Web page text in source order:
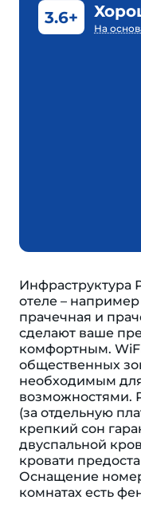
3.6+
На
Инфраструктура
отеле –
прачечная и
сделают ваше
комфортным.
общественных
необходимым
возможностями.
(за отдельную
крепкий сон
двуспальной
кровати
Оснащение
комнатах есть